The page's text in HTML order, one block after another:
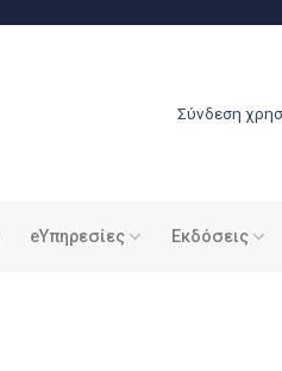
Σύνδεση
eΥπηρεσίες Εκδόσεις